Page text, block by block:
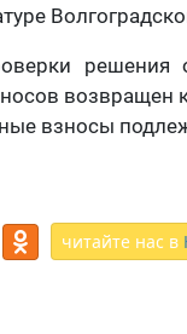
решения
возвращен
взносы
читайте нас в